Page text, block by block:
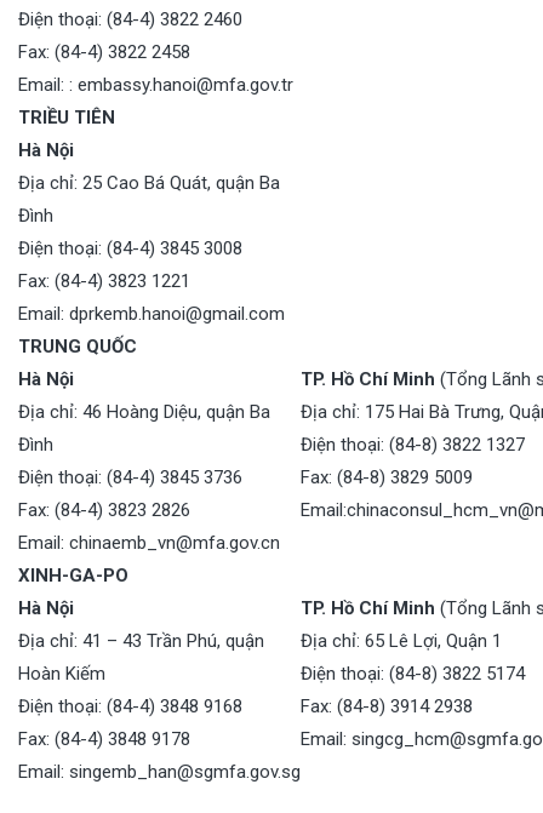
Điện thoại: (84-4) 3822 2460
Fax: (84-4) 3822 2458
Email: : embassy.hanoi@mfa.gov.tr
TRIỀU TIÊN
Hà Nội
Địa chỉ: 25 Cao Bá Quát, quận Ba
Đình
Điện thoại: (84-4) 3845 3008
Fax: (84-4) 3823 1221
Email: dprkemb.hanoi@gmail.com
TRUNG QUỐC
Hà Nội
TP. Hồ Chí Minh (Tổng Lãnh
Địa chỉ: 46 Hoàng Diệu, quận Ba
Đình
Điện thoại: (84-4) 3845 3736
Fax: (84-4) 3823 2826
Email: chinaemb_vn@mfa.gov.cn
Địa chỉ: 175 Hai Bà Trưng,
Điện thoại: (84-8) 3822 1327
Fax: (84-8) 3829 5009
XINH-GA-PO
Hà Nội
TP. Hồ Chí Minh (Tổng Lãnh
Địa chỉ: 41 – 43 Trần Phú, quận
Hoàn Kiếm
Điện thoại: (84-4) 3848 9168
Fax: (84-4) 3848 9178
Email: singemb_han@sgmfa.gov.sg
Địa chỉ: 65 Lê Lợi, Quận 1
Điện thoại: (84-8) 3822 5174
Fax: (84-8) 3914 2938
Email: